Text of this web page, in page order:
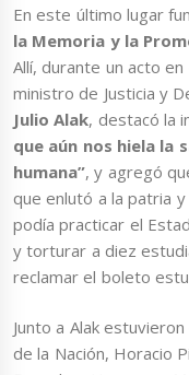
En este último lugar
la Memoria y la
Allí, durante un acto
ministro de Justicia y
Julio Alak, destacó la
que aún nos hiela la
humana”, y agregó
que enlutó a la patria
podía practicar el
y torturar a diez
reclamar el boleto
Junto a Alak
de la Nación, Horacio